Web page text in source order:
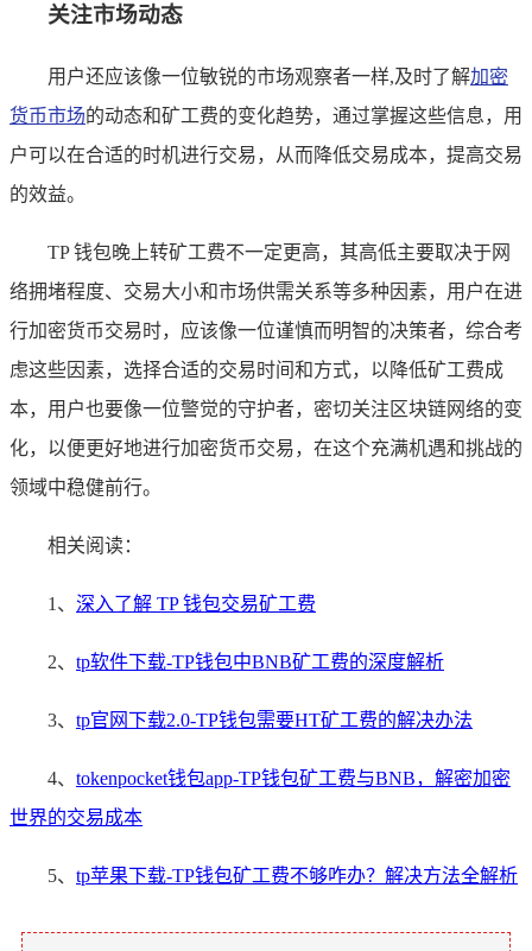
关注市场动态
用户还应该像一位敏锐的市场观察者一样,及时了解加密
货币市场的动态和矿工费的变化趋势，通过掌握这些信息，用
户可以在合适的时机进行交易，从而降低交易成本，提高交易
的效益。
TP 钱包晚上转矿工费不一定更高，其高低主要取决于网
络拥堵程度、交易大小和市场供需关系等多种因素，用户在进
行加密货币交易时，应该像一位谨慎而明智的决策者，综合考
虑这些因素，选择合适的交易时间和方式，以降低矿工费成
本，用户也要像一位警觉的守护者，密切关注区块链网络的变
化，以便更好地进行加密货币交易，在这个充满机遇和挑战的
领域中稳健前行。
相关阅读：
1、 深入了解 TP 钱包交易矿工费
2、 tp软件下载-TP钱包中BNB矿工费的深度解析
3、 tp官网下载2.0-TP钱包需要HT矿工费的解决办法
4、 tokenpocket钱包app-TP钱包矿工费与BNB，解密加密
世界的交易成本
5、 tp苹果下载-TP钱包矿工费不够咋办？解决方法全解析